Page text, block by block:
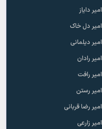
امیر دایاز
امیر دل خاک
امیر دیلمانی
امیر رادان
امیر رافت
امیر رستن
امیر رضا قربانی
امیر زارعی